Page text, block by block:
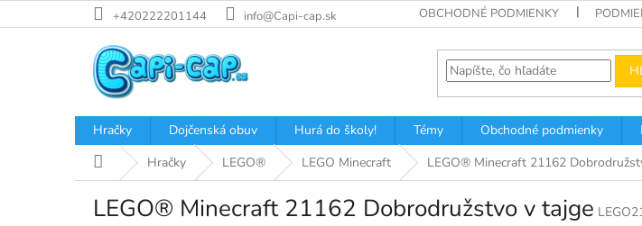
na
+420222201144 info@Capi-cap.sk OBCHODNÉ PODMIENKY
Hračky Dojčenská obuv Hurá do školy! Témy Obchodné podmienky
DomovHračky LEGO® LEGO Minecraft LEGO® Minecraft 21162
LEGO® Minecraft 21162 Dobrodružstvo v tajge